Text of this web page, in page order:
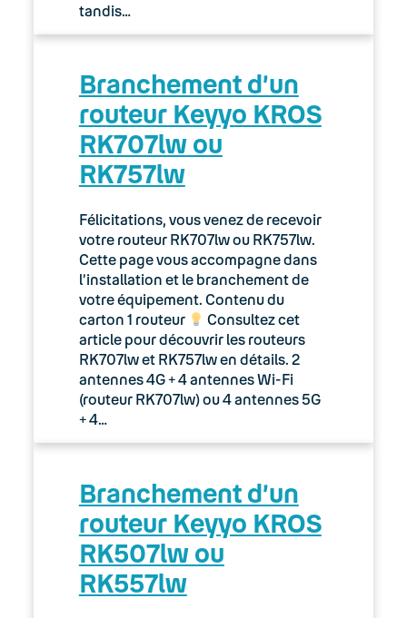
tandis…
Branchement d’un
routeur Keyyo KROS
RK707lw ou
RK757lw
Félicitations, vous venez de recevoir
votre routeur RK707lw ou RK757lw.
Cette page vous accompagne dans
l’installation et le branchement de
votre équipement. Contenu du
carton 1 routeur
Consultez cet
article pour découvrir les routeurs
RK707lw et RK757lw en détails. 2
antennes 4G + 4 antennes Wi-Fi
(routeur RK707lw) ou 4 antennes 5G
+ 4…
Branchement d’un
routeur Keyyo KROS
RK507lw ou
RK557lw